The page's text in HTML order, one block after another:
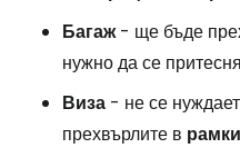
Багаж- ще бъде
нужно да се
Виза - не се
прехвърлите в